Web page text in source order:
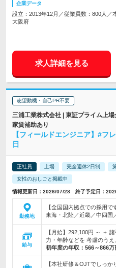
企業データ
設立：2013年12月／従業員数：800人／
大阪府
求人詳細を見る
志望動機・自己PR不要
三浦工業株式会社 | 東証プライム上
家賃補助あり
【フィールドエンジニア】#フ
日
正社員 上場 完全週休2日制
女性のおしごと掲載中
情報更新日：2026/07/28 終了予定日：
勤務地
【全国国内拠点での採用
東海・北陸／近畿／中四国
給与
【月給】292,100円 ～ ＋
力・年齢などを 考慮のう
初年度の年収： 566～866万
【本社研修＆OJTでしっ